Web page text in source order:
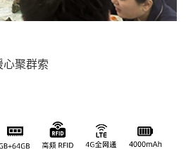
心聚群索